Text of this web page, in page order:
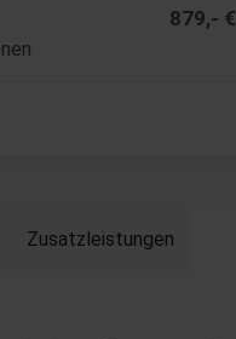
879,- €
Zusatzleistungen